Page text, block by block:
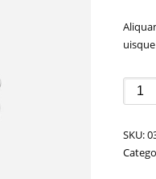
Parts
SKU: